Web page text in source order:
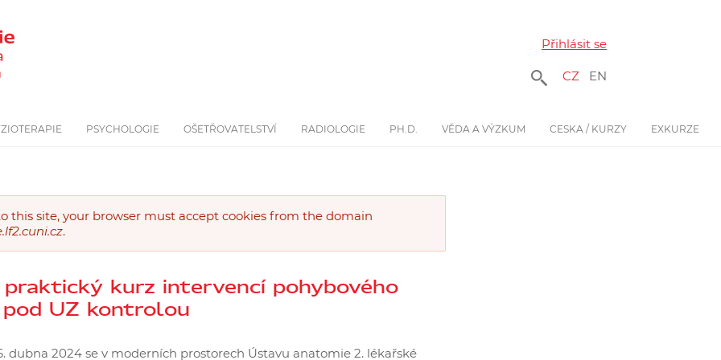
Přihlásit se
CZ EN
PSYCHOLOGIE OŠETŘOVATELSTVÍ RADIOLOGIE PH.D. VĚDA A VÝZKUM CESKA / KURZY EXKURZE
this site, your browser must accept cookies from the domain
.
kurz intervencí pohybového
UZ kontrolou
dubna 2024 se v moderních prostorech Ústavu anatomie 2. lékařské